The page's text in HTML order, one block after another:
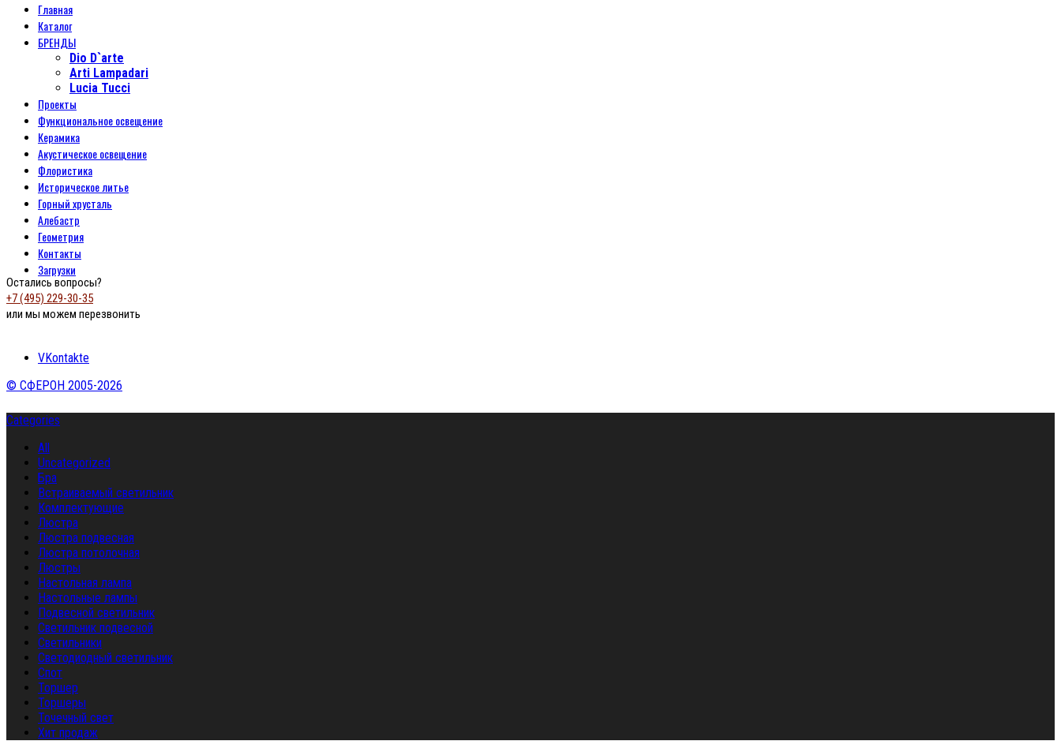
Главная
Каталог
БРЕНДЫ
Dio D`arte
Arti Lampadari
Lucia Tucci
Проекты
Функциональное освещение
Керамика
Акустическое освещение
Флористика
Историческое литье
Горный хрусталь
Алебастр
Геометрия
Контакты
Загрузки
Остались вопросы?
+7 (495) 229-30-35
или мы можем перезвонить
VKontakte
© СФЕРОН 2005-2026
Categories
All
Uncategorized
Бра
Встраиваемый светильник
Комплектующие
Люстра
Люстра подвесная
Люстра потолочная
Люстры
Настольная лампа
Настольные лампы
Подвесной светильник
Светильник подвесной
Светильники
Светодиодный светильник
Спот
Торшер
Торшеры
Точечный свет
Хит продаж